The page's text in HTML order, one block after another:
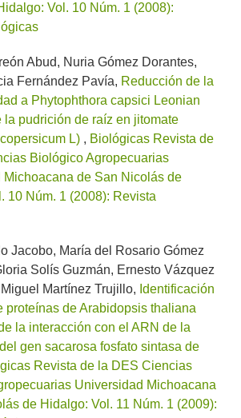
Vol. 10 Núm. 1 (2008):
Abud, Nuria Gómez Dorantes,
Fernández Pavía, Reducción de la
a Phytophthora capsici Leonian
la pudrición de raíz en jitomate
L) , Biológicas Revista de
Biológico Agropecuarias
Michoacana de San Nicolás de
10 Núm. 1 (2008): Revista
Jacobo, María del Rosario Gómez
Solís Guzmán, Ernesto Vázquez
Martínez Trujillo, Identificación
proteínas de Arabidopsis thaliana
la interacción con el ARN de la
gen sacarosa fosfato sintasa de
Revista de la DES Ciencias
Universidad Michoacana
de Hidalgo: Vol. 11 Núm. 1 (2009):